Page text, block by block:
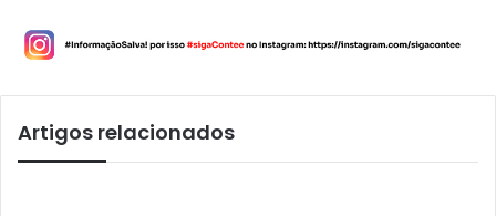
Artigos relacionados